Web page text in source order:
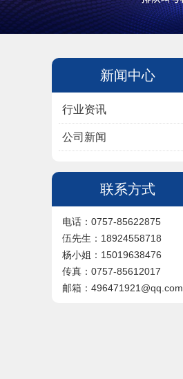
新闻中心
行业资讯
公司新闻
联系方式
电话：0757-85622875
伍先生：18924558718
杨小姐：15019638476
传真：0757-85612017
邮箱：496471921@qq.com